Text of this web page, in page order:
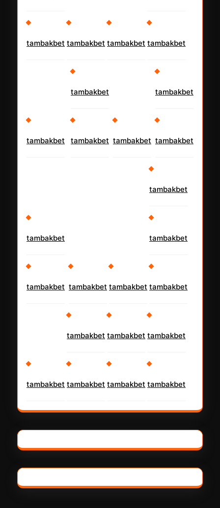
tambakbet tambakbet tambakbet tambakbet
tambakbet
tambakbet
tambakbet tambakbet
tambakbet
tambakbet
tambakbet
tambakbet tambakbet tambakbet
tambakbet
tambakbet
tambakbet
tambakbet
tambakbet
tambakbet
tambakbet
tambakbet
tambakbet
tambakbet